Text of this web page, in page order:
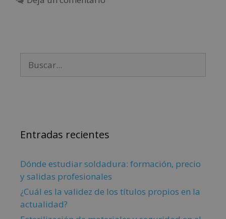
Entradas recientes
Dónde estudiar soldadura: formación, precio
y salidas profesionales
¿Cuál es la validez de los títulos propios en la
actualidad?